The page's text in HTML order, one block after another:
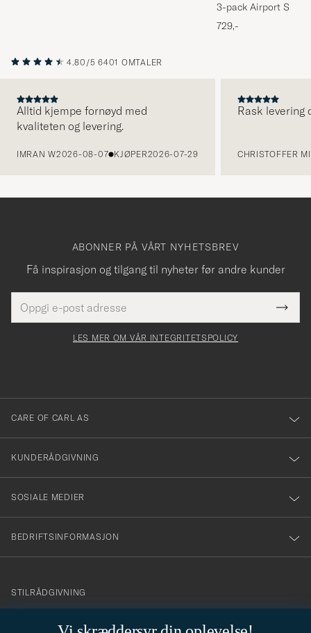
3-pack Airport
Melange
729,-
4.80/5 6401 OMTALER
Alltid kjempe fornøyd med
kvaliteten og levering.
IMRAN W2026-08-07 KJØPER2026-07-29
Rask levering
CHRISTOFFER
ABONNER PÅ VÅRT NYHETSBREV
Få inspirasjon og tilgang til nyheter før andre kunder
postadresse
felt
Tack
för
dig
till
vårt
nyhetsbrev!
LES MER OM VÅR INTEGRITETSPOLICY
CARE OF CARL AS
KUNDERÅDGIVNING
SOSIALE MEDIER
BEDRIFTSINFORMASJON
info@careofcarl.no
STILRÅDGIVNING